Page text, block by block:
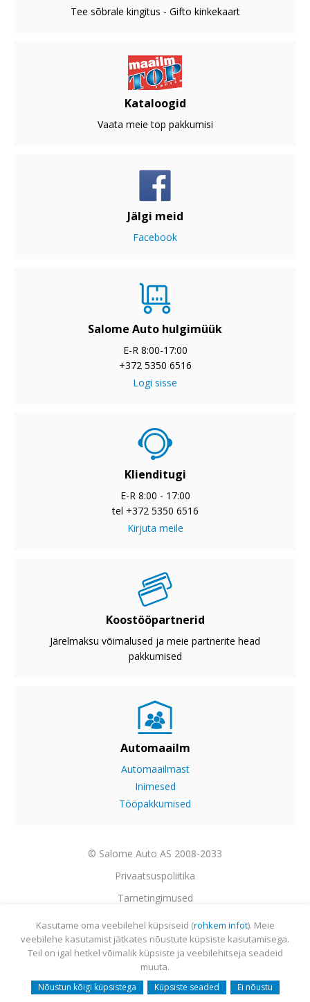
Tee sõbrale kingitus - Gifto kinkekaart
Kataloogid
Vaata meie top pakkumisi
Jälgi meid
Facebook
Salome Auto hulgimüük
E-R 8:00-17:00
+372 5350 6516
Logi sisse
Klienditugi
E-R 8:00 - 17:00
tel +372 5350 6516
Kirjuta meile
Koostööpartnerid
Järelmaksu võimalused ja meie partnerite head
pakkumised
Automaailm
Automaailmast
Inimesed
Tööpakkumised
© Salome Auto AS 2008-2033
Privaatsuspoliitika
Tarnetingimused
Garantii
Utiliseerimine
Sisukaart
Webmail
Kasutame oma veebilehel küpsiseid (rohkem infot). Meie
veebilehe kasutamist jätkates nõustute küpsiste kasutamisega.
Teil on igal hetkel võimalik küpsiste ja veebilehitseja seadeid
muuta.
Nõustun kõigi küpsistega Küpsiste seaded Ei nõustu